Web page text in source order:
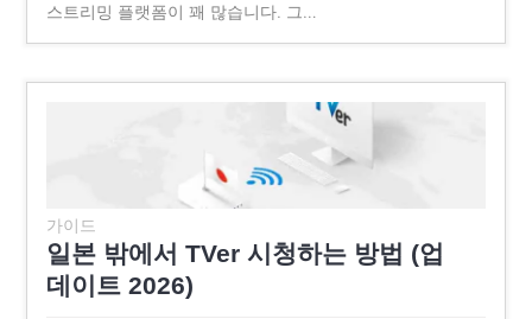
스트리밍 플랫폼이 꽤 많습니다. 그…
가이드
일본 밖에서 TVer 시청하는 방법 (업
데이트 2026)